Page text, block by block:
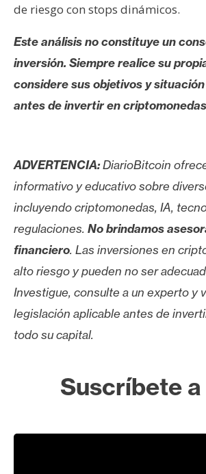
de riesgo con stops dinámicos.
Este análisis no constituye un
inversión. Siempre realice su
considere sus objetivos y
antes de invertir en
ADVERTENCIA:DiarioBitcoin
informativo y educativo sobre
incluyendo criptomonedas, IA,
regulaciones. No brindamos
financiero. Las inversiones en
alto riesgo y pueden no ser
Investigue, consulte a un experto y
legislación aplicable antes de
todo su capital.
Suscríbete